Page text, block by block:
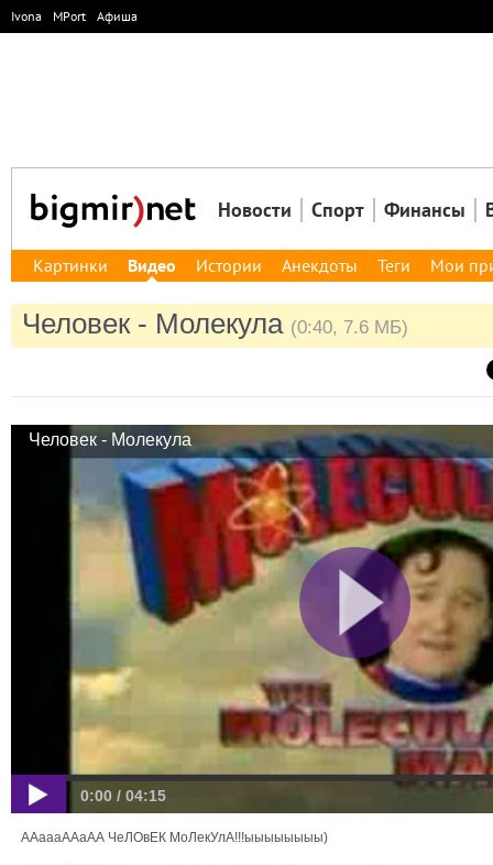
Ivona MPort Афиша
Новости Спорт Финансы
Картинки Видео Истории Анекдоты Теги Мои
Человек - Молекула (0:40, 7.6 МБ)
Человек - Молекула
0:00 / 04:15
ААаааААаАА ЧеЛОвЕК МоЛекУлА!!!ыыыыыыыы)